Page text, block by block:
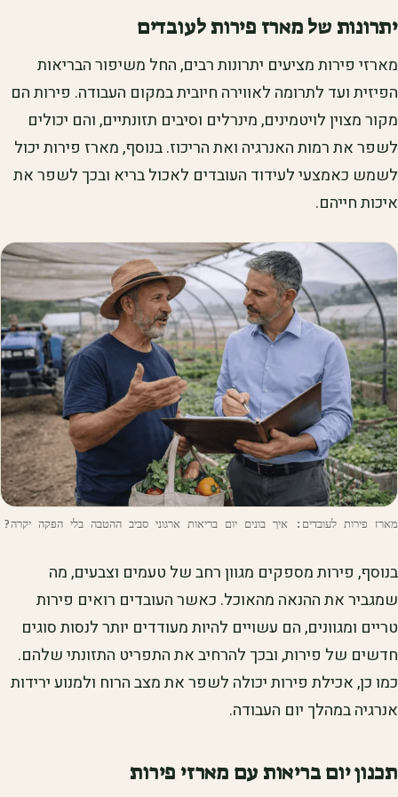
יתרונות של מארז פירות לעובדים
מארזי פירות מציעים יתרונות רבים, החל משיפור הבריאות
הפיזית ועד לתרומה לאווירה חיובית במקום העבודה. פירות הם
מקור מצוין לויטמינים, מינרלים וסיבים תזונתיים, והם יכולים
לשפר את רמות האנרגיה ואת הריכוז. בנוסף, מארז פירות יכול
לשמש כאמצעי לעידוד העובדים לאכול בריא ובכך לשפר את
איכות חייהם.
מארז פירות לעובדים: איך בונים יום בריאות ארגוני סביב ההטבה בלי הפקה יקרה?
בנוסף, פירות מספקים מגוון רחב של טעמים וצבעים, מה
שמגביר את ההנאה מהאוכל. כאשר העובדים רואים פירות
טריים ומגוונים, הם עשויים להיות מעודדים יותר לנסות סוגים
חדשים של פירות, ובכך להרחיב את התפריט התזונתי שלהם.
כמו כן, אכילת פירות יכולה לשפר את מצב הרוח ולמנוע ירידות
אנרגיה במהלך יום העבודה.
תכנון יום בריאות עם מארזי פירות